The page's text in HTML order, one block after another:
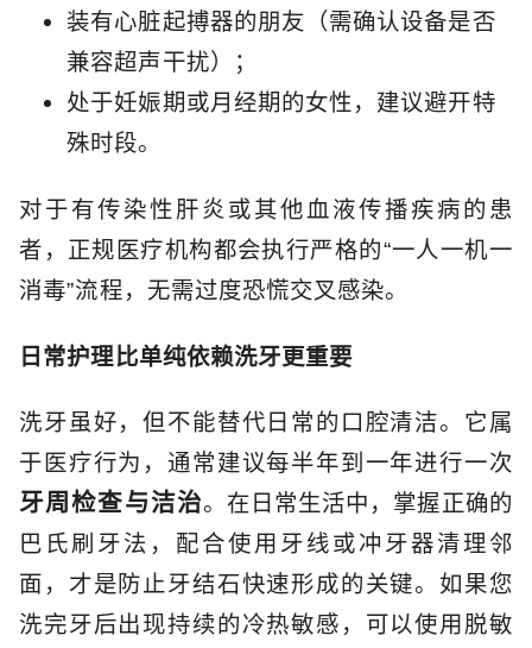
装有心脏起搏器的朋友（需确认设备是否
兼容超声干扰）；
处于妊娠期或月经期的女性，建议避开特
殊时段。
对于有传染性肝炎或其他血液传播疾病的患
者，正规医疗机构都会执行严格的“一人一机一
消毒”流程，无需过度恐慌交叉感染。
日常护理比单纯依赖洗牙更重要
洗牙虽好，但不能替代日常的口腔清洁。它属
于医疗行为，通常建议每半年到一年进行一次
牙周检查与洁治。在日常生活中，掌握正确的
巴氏刷牙法，配合使用牙线或冲牙器清理邻
面，才是防止牙结石快速形成的关键。如果您
洗完牙后出现持续的冷热敏感，可以使用脱敏